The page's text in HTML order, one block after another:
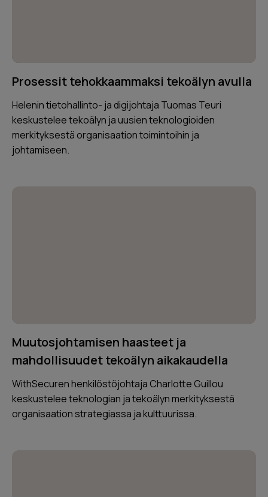
Prosessit tehokkaammaksi tekoälyn avulla
Helenin tietohallinto- ja digijohtaja Tuomas Teuri
keskustelee tekoälyn ja uusien teknologioiden
merkityksestä organisaation toimintoihin ja
johtamiseen.
Muutosjohtamisen haasteet ja
mahdollisuudet tekoälyn aikakaudella
WithSecuren henkilöstöjohtaja Charlotte Guillou
keskustelee teknologian ja tekoälyn merkityksestä
organisaation strategiassa ja kulttuurissa.